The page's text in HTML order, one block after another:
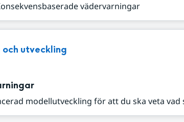
vädervarningar
och utveckling
modellutveckling för att du ska veta vad